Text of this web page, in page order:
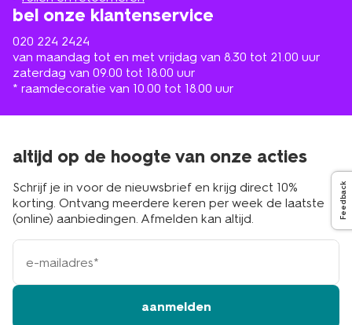
bel onze klantenservice
020 224 2424
van maandag tot en met vrijdag van 8.30 tot 21.00 uur
zaterdag van 09.00 tot 18.00 uur
* raamdecoratie van 10.00 tot 18.00 uur
altijd op de hoogte van onze acties
Schrijf je in voor de nieuwsbrief en krijg direct 10%
korting. Ontvang meerdere keren per week de laatste
(online) aanbiedingen. Afmelden kan altijd.
e-
mailadres
aanmelden
Feedback